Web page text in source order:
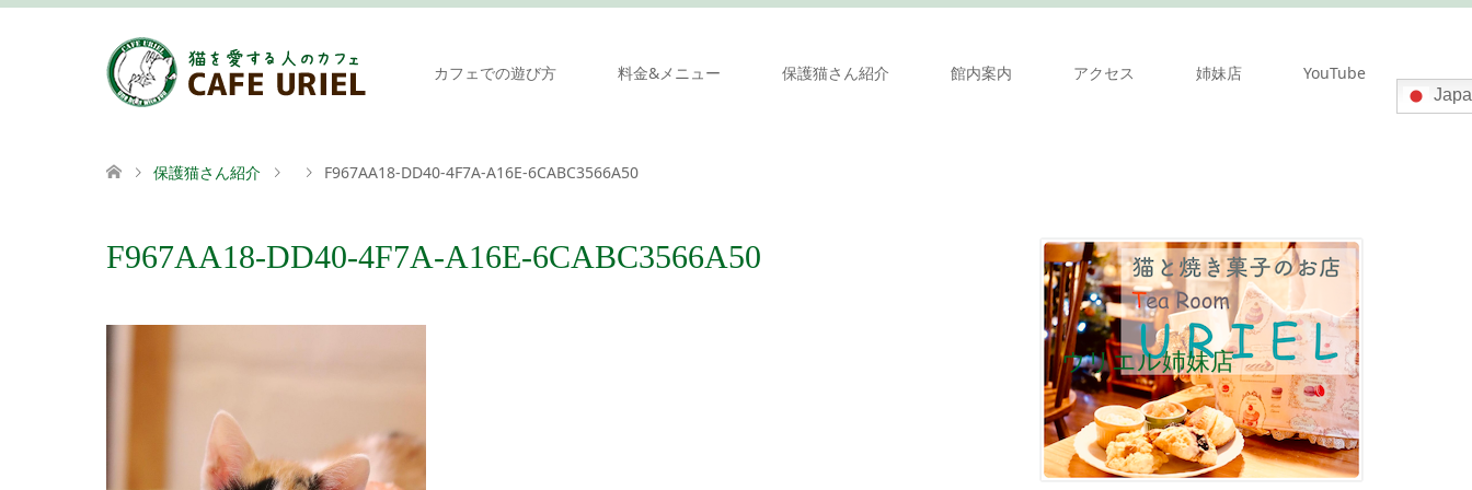
カフェでの遊び方 料金&メニュー 保護猫さん紹介 館内案内 アクセス 姉妹店 YouTube
保護猫さん紹介 F967AA18-DD40-4F7A-A16E-6CABC3566A50
F967AA18-DD40-4F7A-A16E-6CABC3566A50
ウリエル姉妹店